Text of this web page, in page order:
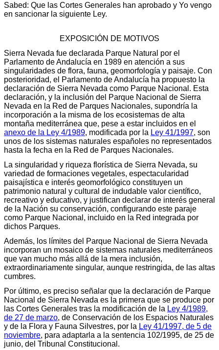
Sabed: Que las Cortes Generales han aprobado y Yo vengo
en sancionar la siguiente Ley.
EXPOSICIÓN DE MOTIVOS
Sierra Nevada fue declarada Parque Natural por el
Parlamento de Andalucía en 1989 en atención a sus
singularidades de flora, fauna, geomorfología y paisaje. Con
posterioridad, el Parlamento de Andalucía ha propuesto la
declaración de Sierra Nevada como Parque Nacional. Esta
declaración, y la inclusión del Parque Nacional de Sierra
Nevada en la Red de Parques Nacionales, supondría la
incorporación a la misma de los ecosistemas de alta
montaña mediterránea que, pese a estar incluidos en el
anexo de la Ley 4/1989, modificada por la Ley 41/1997, son
unos de los sistemas naturales españoles no representados
hasta la fecha en la Red de Parques Nacionales.
La singularidad y riqueza florística de Sierra Nevada, su
variedad de formaciones vegetales, espectacularidad
paisajística e interés geomorfológico constituyen un
patrimonio natural y cultural de indudable valor científico,
recreativo y educativo, y justifican declarar de interés general
de la Nación su conservación, configurando este paraje
como Parque Nacional, incluido en la Red integrada por
dichos Parques.
Además, los límites del Parque Nacional de Sierra Nevada
incorporan un mosaico de sistemas naturales mediterráneos
que van mucho más allá de la mera inclusión,
extraordinariamente singular, aunque restringida, de las altas
cumbres.
Por último, es preciso señalar que la declaración de Parque
Nacional de Sierra Nevada es la primera que se produce por
las Cortes Generales tras la modificación de la Ley 4/1989,
de 27 de marzo, de Conservación de los Espacios Naturales
y de la Flora y Fauna Silvestres, por la Ley 41/1997, de 5 de
noviembre, para adaptarla a la sentencia 102/1995, de 25 de
junio, del Tribunal Constitucional.